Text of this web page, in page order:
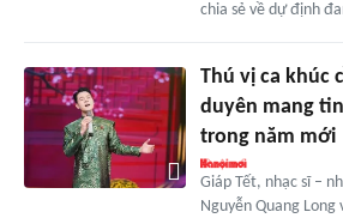
chia sẻ về dự định
Thú vị ca khúc
duyên mang
trong năm mới
Giáp Tết, nhạc sĩ –
Nguyễn Quang Long